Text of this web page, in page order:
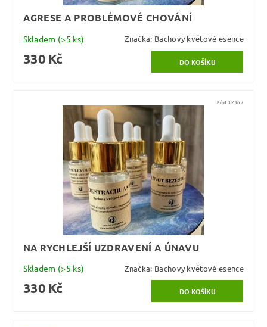
AGRESE A PROBLÉMOVÉ CHOVÁNÍ
Skladem (>5 ks) Značka: Bachovy květové esence
330 Kč
Kód:32367
NA RYCHLEJŠÍ UZDRAVENÍ A ÚNAVU
Skladem (>5 ks) Značka: Bachovy květové esence
330 Kč